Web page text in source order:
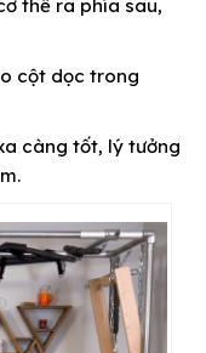
thể ra phía sau,
cột dọc trong
càng tốt, lý tưởng